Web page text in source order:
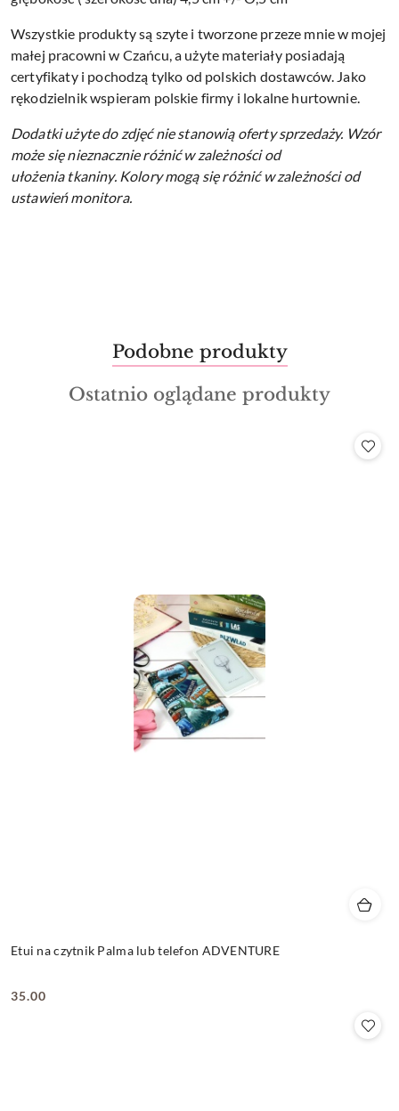
Wszystkie produkty są szyte i tworzone przeze mnie w mojej
małej pracowni w Czańcu, a użyte materiały posiadają
certyfikaty i pochodzą tylko od polskich dostawców. Jako
rękodzielnik wspieram polskie firmy i lokalne hurtownie.
Dodatki użyte do zdjęć nie stanowią oferty sprzedaży. Wzór
może się nieznacznie różnić w zależności od
ułożenia tkaniny. Kolory mogą się różnić w zależności od
ustawień monitora.
Pomiń karuzelę produktów
Produkty
o
statusie:
Podobne produkty
Produkty
Ostatnio oglądane produkty
Etui na czytnik Palma lub telefon ADVENTURE
Cena:
35.00